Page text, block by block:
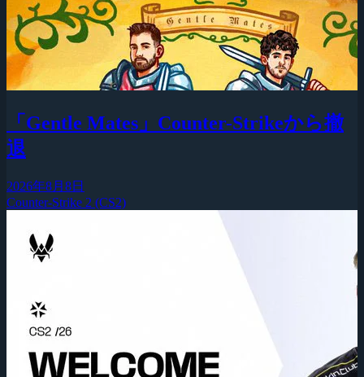
「Gentle Mates」Counter-Strikeから撤
退
2026年8月8日
Counter-Strike 2 (CS2)